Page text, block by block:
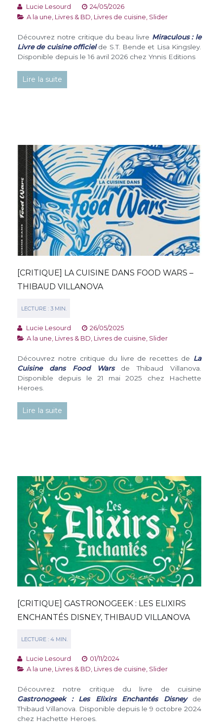
Lucie Lesourd
24/05/2026
A la une, Livres & BD, Livres de cuisine, Slider
Découvrez notre critique du beau livre Miraculous : le
Livre de cuisine officielde S.T. Bende et Lisa Kingsley.
Disponible depuis le 16 avril 2026 chez Ynnis Editions
Lire la suite
[CRITIQUE] LA CUISINE DANS FOOD WARS –
THIBAUD VILLANOVA
Lucie Lesourd
26/05/2025
A la une, Livres & BD, Livres de cuisine, Slider
Découvrez notre critique du livre de recettes de La
Cuisine dans Food Warsde Thibaud Villanova.
Disponible depuis le 21 mai 2025 chez Hachette
Heroes.
Lire la suite
[CRITIQUE] GASTRONOGEEK : LES ELIXIRS
ENCHANTÉS DISNEY, THIBAUD VILLANOVA
Lucie Lesourd
01/11/2024
A la une, Livres & BD, Livres de cuisine, Slider
Découvrez notre critique du livre de cuisine
Gastronogeek : Les Elixirs Enchantés Disney de
Thibaud Villanova. Disponible depuis le 9 octobre 2024
chez Hachette Heroes.